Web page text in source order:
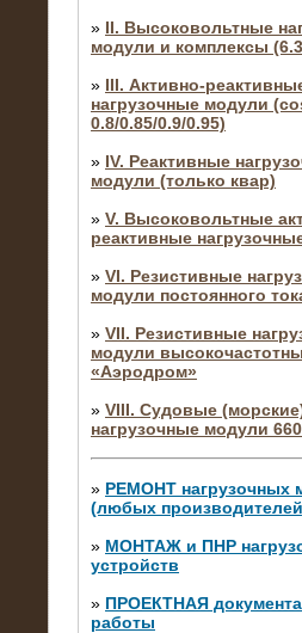
» II. Высоковольтные
модули и комплексы
» III. Активно-
нагрузочные модули
0.8/0.85/0.9/0.95)
» IV. Реактивные
модули (только квар)
» V. Высоковольтные
реактивные
» VI. Резистивные
модули постоянного
» VII. Резистивные
модули
«Аэродром»
» VIII. Судовые
нагрузочные модули
» РЕМОНТ нагрузочных
(любых
» МОНТАЖ и ПНР
устройств
» ПРОЕКТНАЯ
работы